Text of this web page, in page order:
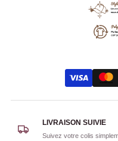
LIVRAISON SUIVIE
Suivez votre colis